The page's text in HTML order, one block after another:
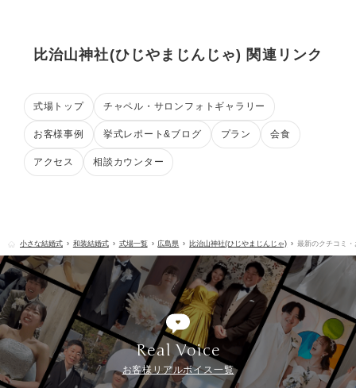
比治山神社(ひじやまじんじゃ) 関連リンク
式場トップ チャペル・サロンフォトギャラリー
お客様事例 挙式レポート&ブログ プラン 会食
アクセス 相談カウンター
小さな結婚式 和装結婚式 式場一覧 広島県 比治山神社(ひじやまじんじゃ) 最新のクチコミ
Real Voice
お客様リアルボイス一覧